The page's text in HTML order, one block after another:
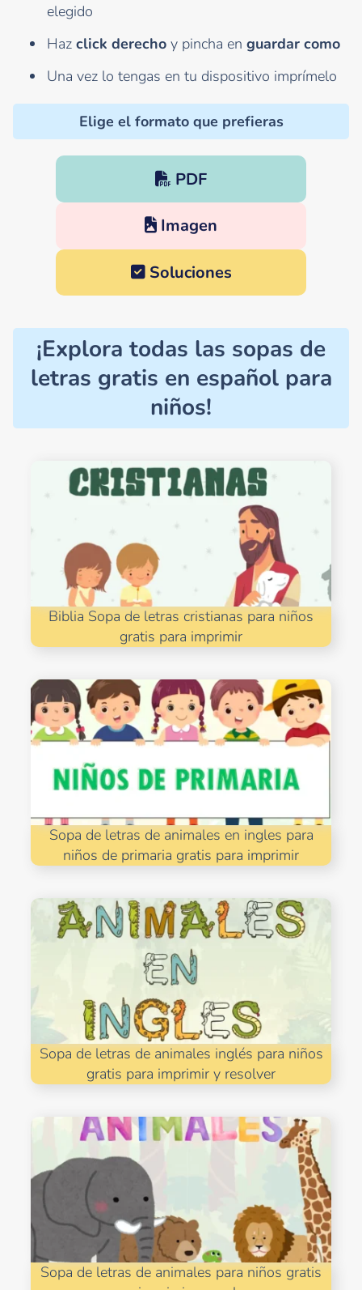
elegido
Haz click derecho y pincha en guardar como
Una vez lo tengas en tu dispositivo imprímelo
Elige el formato que prefieras
PDF
Imagen
Soluciones
¡Explora todas las sopas de
letras gratis en español para
niños!
Biblia Sopa de letras cristianas para niños
gratis para imprimir
Sopa de letras de animales en ingles para
niños de primaria gratis para imprimir
Sopa de letras de animales inglés para niños
gratis para imprimir y resolver
Sopa de letras de animales para niños gratis